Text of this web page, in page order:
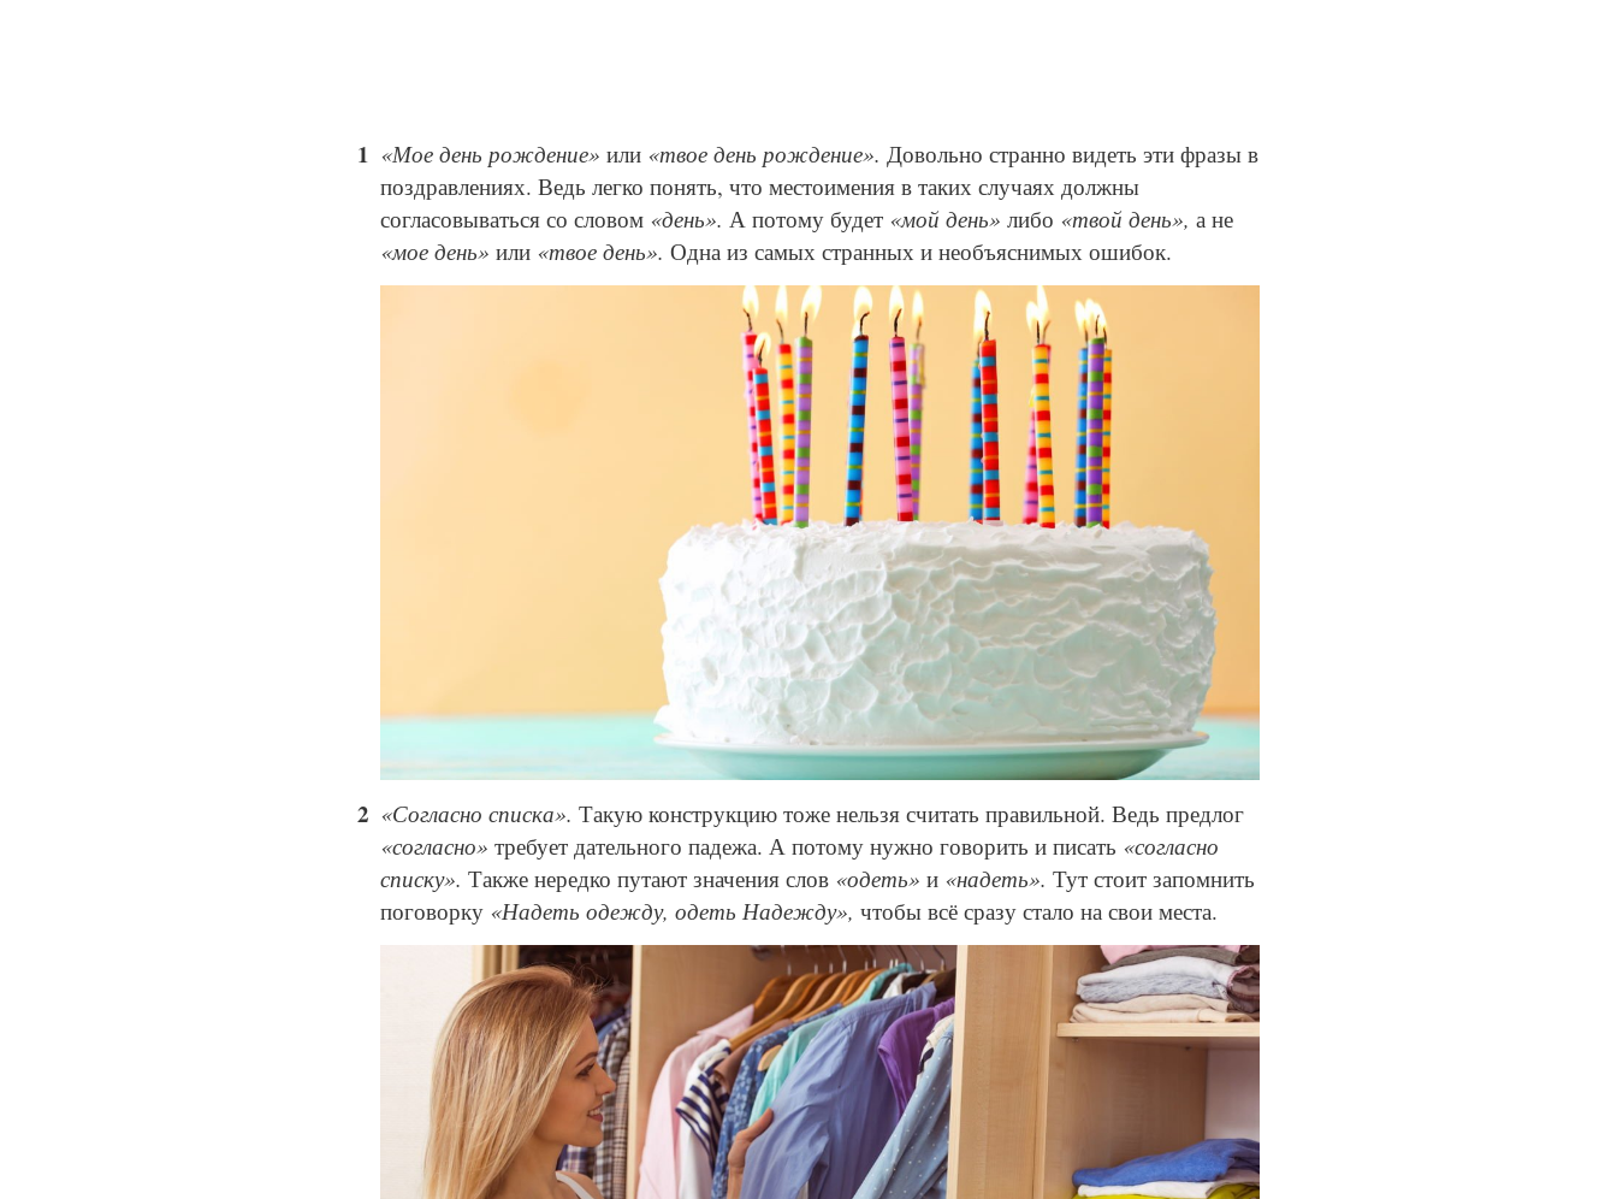
«Мое день рождение» или «твое день рождение». Довольно странно видеть эти фразы в
поздравлениях. Ведь легко понять, что местоимения в таких случаях должны
согласовываться со словом «день». А потому будет «мой день» либо «твой день», а не
«мое день» или «твое день». Одна из самых странных и необъяснимых ошибок.
«Согласно списка». Такую конструкцию тоже нельзя считать правильной. Ведь предлог
«согласно» требует дательного падежа. А потому нужно говорить и писать «согласно
списку». Также нередко путают значения слов «одеть» и «надеть». Тут стоит запомнить
поговорку «Надеть одежду, одеть Надежду», чтобы всё сразу стало на свои места.